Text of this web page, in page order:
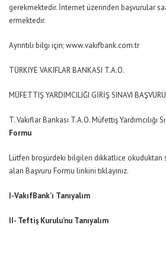
gerekmektedir. İnternet üzerinden başvurular
ermektedir.
Ayrıntılı bilgi için; www.vakifbank.com.tr
TÜRKIYE VAKIFLAR BANKASI T.A.O.
MÜFETTIŞ YARDIMCILIĞI GİRİŞ SINAVI
T. Vakıflar Bankası T.A.O. Müfettiş Yardımcılığı
Formu
Lütfen broşürdeki bilgileri dikkatlice okuduktan
alan Başvuru Formu linkini tıklayınız.
I-VakıfBank’ı Tanıyalım
II- Teftiş Kurulu’nu Tanıyalım